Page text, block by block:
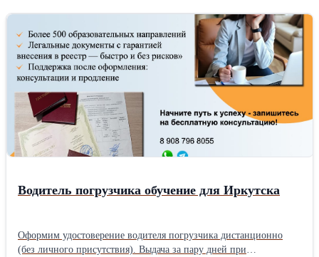
Водитель погрузчика обучение для Иркутска
Оформим удостоверение водителя погрузчика дистанционно
(без личного присутствия). Выдача за пару дней при